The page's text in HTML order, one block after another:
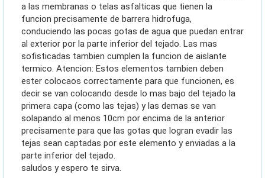
a las membranas o telas asfalticas que tienen la
funcion precisamente de barrera hidrofuga,
conduciendo las pocas gotas de agua que puedan entrar
al exterior por la parte inferior del tejado. Las mas
sofisticadas tambien cumplen la funcion de aislante
termico. Atencion: Estos elementos tambien deben
ester colocaos correctamente para que funcionen, es
decir se van colocando desde lo mas bajo del tejado la
primera capa (como las tejas) y las demas se van
solapando al menos 10cm por encima de la anterior
precisamente para que las gotas que logran evadir las
tejas sean captadas por este elemento y enviadas a la
parte inferior del tejado.
saludos y espero te sirva.